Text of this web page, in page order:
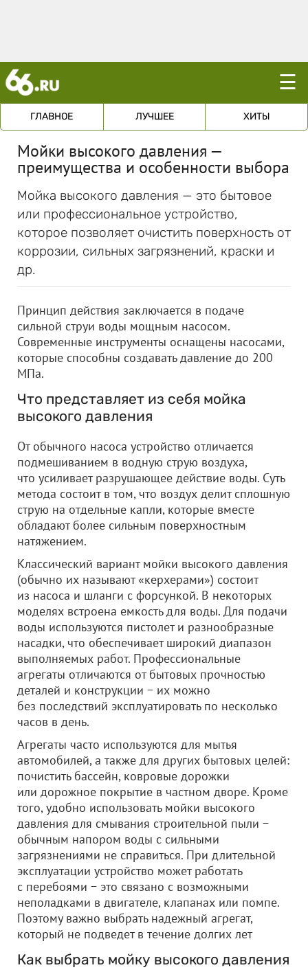
☰
ГЛАВНОЕ ЛУЧШЕЕ ХИТЫ
Мойки высокого давления —
преимущества и особенности выбора
Мойка высокого давления — это бытовое
или профессиональное устройство,
которое позволяет очистить поверхность от
коррозии, сильных загрязнений, краски и
др.
Принцип действия заключается в подаче
сильной струи воды мощным насосом.
Современные инструменты оснащены насосами,
которые способны создавать давление до 200
МПа.
Что представляет из себя мойка
высокого давления
От обычного насоса устройство отличается
подмешиванием в водную струю воздуха,
что усиливает разрушающее действие воды. Суть
метода состоит в том, что воздух делит сплошную
струю на отдельные капли, которые вместе
обладают более сильным поверхностным
натяжением.
Классический вариант мойки высокого давления
(обычно их называют «керхерами») состоит
из насоса и шланги с форсункой. В некоторых
моделях встроена емкость для воды. Для подачи
воды используются пистолет и разнообразные
насадки, что обеспечивает широкий диапазон
выполняемых работ. Профессиональные
агрегаты отличаются от бытовых прочностью
деталей и конструкции − их можно
без последствий эксплуатировать по несколько
часов в день.
Агрегаты часто используются для мытья
автомобилей, а также для других бытовых целей:
почистить бассейн, ковровые дорожки
или дорожное покрытие в частном дворе. Кроме
того, удобно использовать мойки высокого
давления для смывания строительной пыли −
обычным напором воды с сильными
загрязнениями не справиться. При длительной
эксплуатации устройство может работать
с перебоями − это связано с возможными
неполадками в двигателе, клапанах или помпе.
Поэтому важно выбрать надежный агрегат,
который не подведет в течение долгих лет
Как выбрать мойку высокого давления